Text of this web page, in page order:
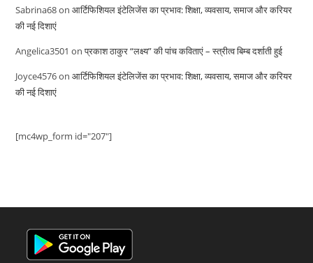
Sabrina68onआर्टिफिशियल इंटेलिजेंस का प्रभाव: शिक्षा, व्यवसाय, समाज और करियर
की नई दिशाएं
Angelica3501 onप्रकाश ठाकुर “लक्ष्य” की पांच कविताएं – स्त्रीत्व बिम्ब दर्शाती हुई
Joyce4576onआर्टिफिशियल इंटेलिजेंस का प्रभाव: शिक्षा, व्यवसाय, समाज और करियर
की नई दिशाएं
[mc4wp_form id="207"]